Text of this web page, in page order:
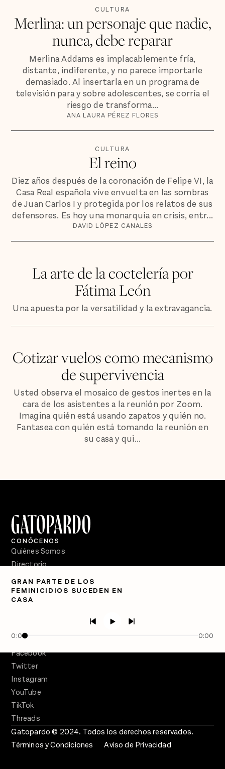
CULTURA
Merlina: un personaje que nadie,
nunca, debe reparar
Merlina Addams es implacablemente fría,
distante, indiferente, y no parece importarle
demasiado. Al insertarla en un programa de
televisión para y sobre adolescentes, se corría el
riesgo de transforma...
ANA LAURA PÉREZ FLORES
CULTURA
El reino
Diez años después de la coronación de Felipe VI, la
Casa Real española vive envuelta en las sombras
de Juan Carlos I y protegida por los relatos de sus
defensores. Es hoy una monarquía en crisis, entr...
DAVID LÓPEZ CANALES
La arte de la coctelería por
Fátima León
Una apuesta por la versatilidad y la extravagancia.
Cotizar vuelos como mecanismo
de supervivencia
Usted observa el mosaico de gestos inertes en la
cara de los asistentes a la reunión por Zoom.
Imagina quién está usando zapatos y quién no.
Fantasea con quién está tomando la reunión en
su casa y qui...
GRAN PARTE DE LOS
FEMINICIDIOS SUCEDEN EN
CASA
0:00 0:00
CONÓCENOS
Quiénes Somos
Directorio
PÓDCASTS
Semanario Gatopardo
Facebook
Twitter
Instagram
YouTube
TikTok
Threads
Gatopardo © 2024. Todos los derechos reservados.
Términos y Condiciones
Aviso de Privacidad